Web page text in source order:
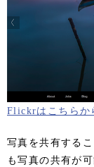
Flickrはこちらか
写真を共有する
も写真の共有が